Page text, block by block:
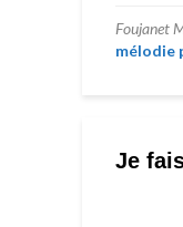
Foujanet
mélodie
Je